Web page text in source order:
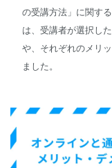
の受講方法」に関す
は、受講者が選択し
や、それぞれのメリ
ました。